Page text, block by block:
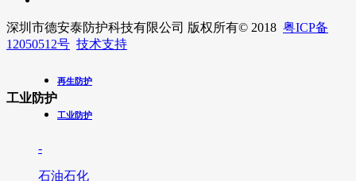
深圳市德安泰防护科技有限公司 版权所有© 2018 粤ICP备
12050512号 技术支持
工业防护
再生防护
工业防护
-
石油石化